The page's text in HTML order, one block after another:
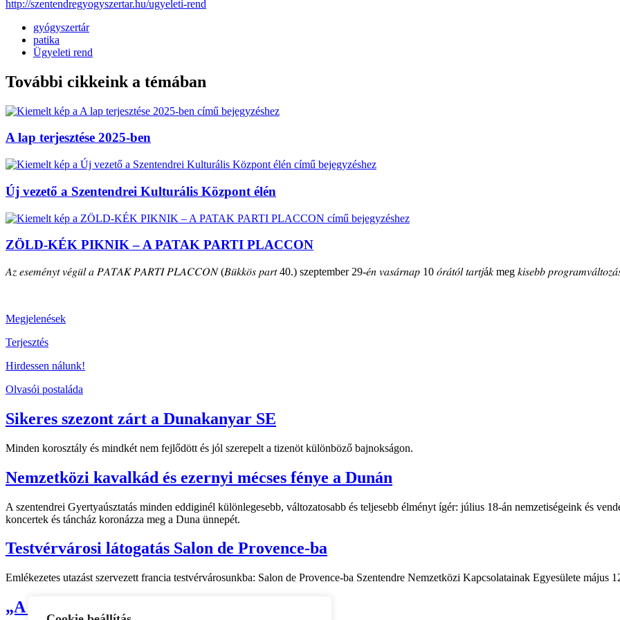
http://szentendregyogyszertar.hu/ugyeleti-rend
gyógyszertár
patika
Ügyeleti rend
További cikkeink a témában
A lap terjesztése 2025-ben
Új vezető a Szentendrei Kulturális Központ élén
ZÖLD-KÉK PIKNIK – A PATAK PARTI PLACCON
𝐴𝑧 𝑒𝑠𝑒𝑚𝑒́𝑛𝑦𝑡 𝑣𝑒́𝑔𝑢̈𝑙 𝑎 𝑃𝐴𝑇𝐴𝐾 𝑃𝐴𝑅𝑇𝐼 𝑃𝐿𝐴𝐶𝐶𝑂𝑁 (𝐵𝑢̈𝑘𝑘𝑜̈𝑠 𝑝𝑎𝑟𝑡 40.) szeptember 29-𝑒́𝑛 𝑣𝑎𝑠𝑎́𝑟𝑛𝑎𝑝 10 𝑜́𝑟𝑎́𝑡𝑜́𝑙 𝑡𝑎𝑟𝑡𝑗á𝑘 meg 𝑘𝑖𝑠𝑒𝑏𝑏
Megjelenések
Terjesztés
Hirdessen nálunk!
Olvasói postaláda
Sikeres szezont zárt a Dunakanyar SE
Minden korosztály és mindkét nem fejlődött és jól szerepelt a tizenöt különböző bajnokságon.
Nemzetközi kavalkád és ezernyi mécses fénye a Dunán
A szentendrei Gyertyaúsztatás minden eddiginél különlegesebb, változatosabb és teljesebb élményt ígér: július 18-án nemzetiségeink és
koncertek és táncház koronázza meg a Duna ünnepét.
Testvérvárosi látogatás Salon de Provence-ba
Emlékezetes utazást szervezett francia testvérvárosunkba: Salon de Provence-ba Szentendre Nemzetközi Kapcsolatainak Egyesülete
„A bizalommal nagyon óvatosan kell bánni”